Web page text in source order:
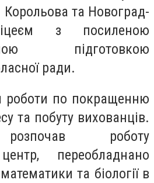
та Новоград-
з посиленою
підготовкою
ради.
роботи по покращенню
та побуту вихованців.
роботу
переобладнано
та біології в